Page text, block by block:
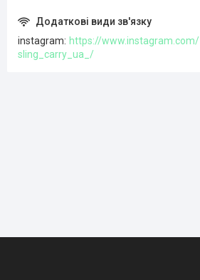
instagram
https://www.instagram.com/
sling_carry_ua_/